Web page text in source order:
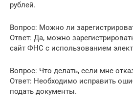
рублей.
Вопрос: Можно ли
Ответ: Да, можно
сайт ФНС с использованием
Вопрос: Что делать, если мне
Ответ: Необходимо исправить
подать документы.